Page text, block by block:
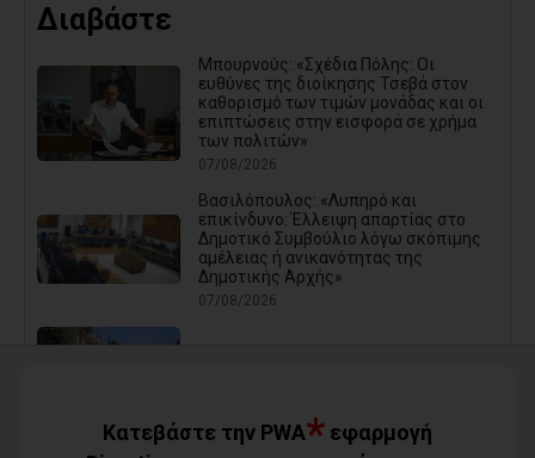
Διαβάστε
Μπουρνούς: «Σχέδια Πόλης: Οι
ευθύνες της διοίκησης Τσεβά στον
καθορισμό των τιμών μονάδας και οι
επιπτώσεις στην εισφορά σε χρήμα
των πολιτών»
07/08/2026
Βασιλόπουλος: «Λυπηρό και
επικίνδυνο: Έλλειψη απαρτίας στο
Δημοτικό Συμβούλιο λόγω σκόπιμης
αμέλειας ή ανικανότητας της
Δημοτικής Αρχής»
07/08/2026
07/08/2026
Κατεβάστε την PWA* εφαρμογή